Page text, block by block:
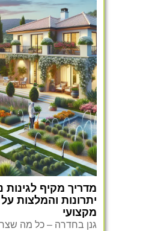
מדריך מקיף לגינות
יתרונות והמלצות
מקצועי
גנן בחדרה – כל מה